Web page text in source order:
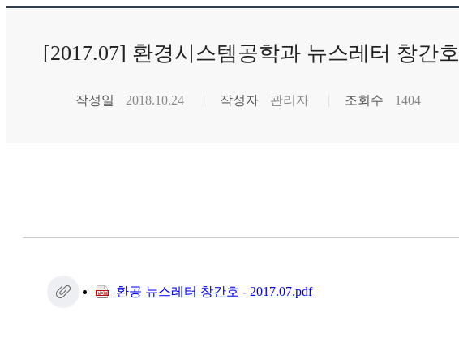
[2017.07] 환경시스템공학과 뉴스레터 창간호
작성일 2018.10.24 작성자 관리자 조회수 1404
환공 뉴스레터 창간호 - 2017.07.pdf